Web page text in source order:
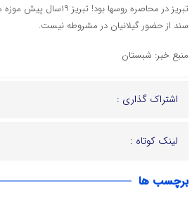
تبریز در محاصره روسها
سند از حضور گیلانیان در مشروطه نیست.
منبع خبر: شبستان
اشتراک گذاری :
لینک کوتاه :
برچسب ها